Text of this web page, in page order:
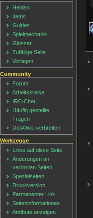
Helden
Items
Guides
Spielmechanik
Glossar
Zufällige Seite
Vorlagen
Community
Forum
Arbeitskreise
IRC-Chat
Häufig gestellte
Fragen
DotAWiki verbreiten
Werkzeuge
Links auf diese Seite
Änderungen an
verlinkten Seiten
Spezialseiten
Druckversion
Permanenter Link
Seiten­informationen
Attribute anzeigen